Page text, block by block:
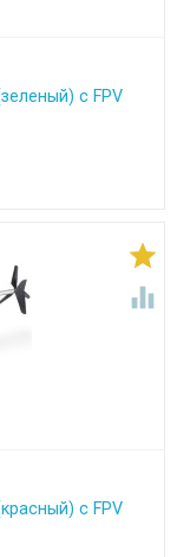
c FPV


c FPV